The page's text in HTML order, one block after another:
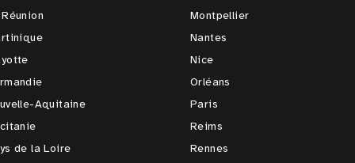
Aquitaine
de la Loire
Montpellier
Nantes
Nice
Orléans
Paris
Reims
Rennes